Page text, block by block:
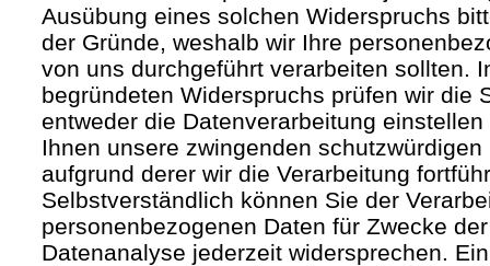
Ausübung eines solchen Widerspruchs
der Gründe, weshalb wir Ihre
von uns durchgeführt verarbeiten sollten.
begründeten Widerspruchs prüfen wir die
entweder die Datenverarbeitung
Ihnen unsere zwingenden
aufgrund derer wir die Verarbeitung
Selbstverständlich können Sie der
personenbezogenen Daten für Zwecke
Datenanalyse jederzeit widersprechen.